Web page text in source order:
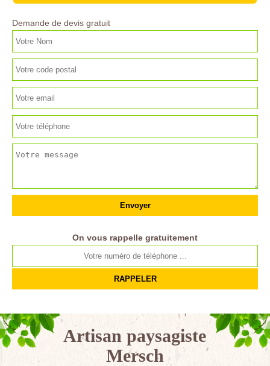
Demande de devis gratuit
On vous rappelle gratuitement
Artisan paysagiste
Mersch